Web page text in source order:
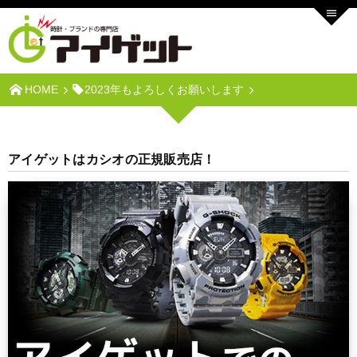
HOME 2023年もよろしくお願いします
アイゲットはカシオの正規販売店！